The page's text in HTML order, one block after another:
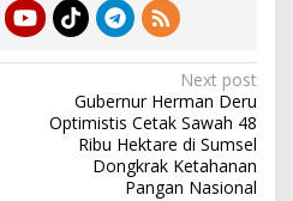
Next post
Gubernur Herman Deru
Optimistis Cetak Sawah 48
Ribu Hektare di Sumsel
Dongkrak Ketahanan
Pangan Nasional